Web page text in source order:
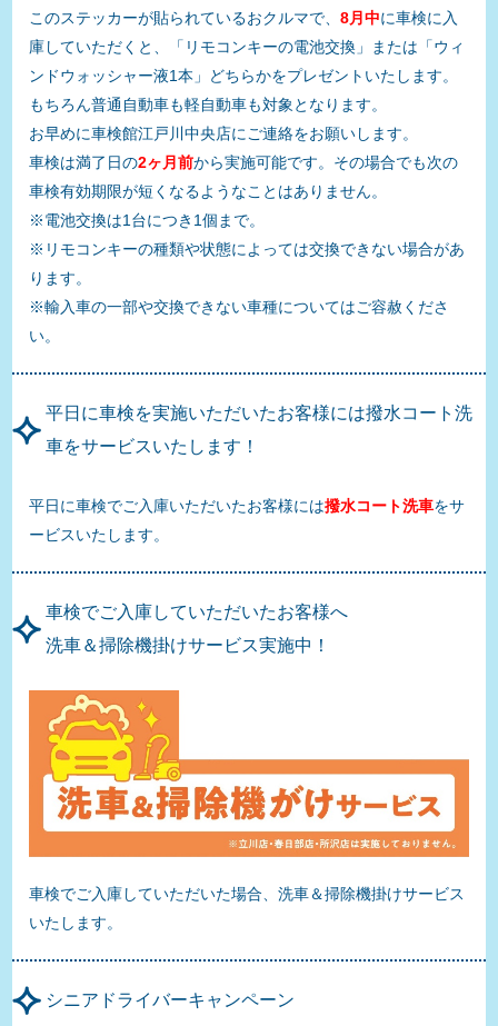
このステッカーが貼られているおクルマで、8月中に車検に入
庫していただくと、「リモコンキーの電池交換」または「ウィ
ンドウォッシャー液1本」どちらかをプレゼントいたします。
もちろん普通自動車も軽自動車も対象となります。
お早めに車検館江戸川中央店にご連絡をお願いします。
車検は満了日の2ヶ月前から実施可能です。その場合でも次の
車検有効期限が短くなるようなことはありません。
※電池交換は1台につき1個まで。
※リモコンキーの種類や状態によっては交換できない場合があ
ります。
※輸入車の一部や交換できない車種についてはご容赦くださ
い。
平日に車検を実施いただいたお客様には撥水コート洗
車をサービスいたします！
平日に車検でご入庫いただいたお客様には撥水コート洗車をサ
ービスいたします。
車検でご入庫していただいたお客様へ
洗車＆掃除機掛けサービス実施中！
車検でご入庫していただいた場合、洗車＆掃除機掛けサービス
いたします。
シニアドライバーキャンペーン